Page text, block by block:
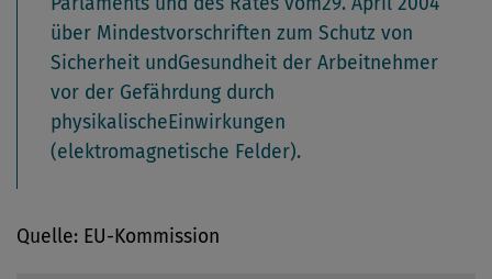
über Mindestvorschriften zum Schutz von
Sicherheit undGesundheit der Arbeitnehmer
vor der Gefährdung durch
physikalischeEinwirkungen
(elektromagnetische Felder).
Quelle: EU-Kommission